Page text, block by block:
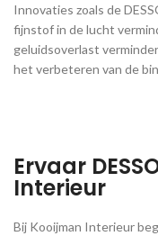
Innovaties zoals de
fijnstof in de lucht
geluidsoverlast
het verbeteren van de
Ervaar
Interieur
Bij Kooijman Interieur